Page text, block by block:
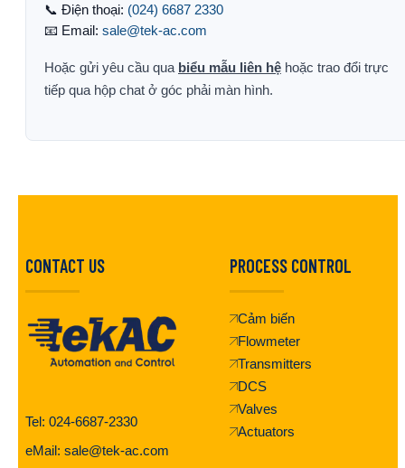
📞 Điện thoại: (024) 6687 2330
📧 Email: sale@tek-ac.com
Hoặc gửi yêu cầu qua biểu mẫu liên hệ hoặc trao đổi trực
tiếp qua hộp chat ở góc phải màn hình.
CONTACT US
Tel: 024-6687-2330
eMail: sale@tek-ac.com
PROCESS CONTROL
Cảm biến
Flowmeter
Transmitters
DCS
Valves
Actuators